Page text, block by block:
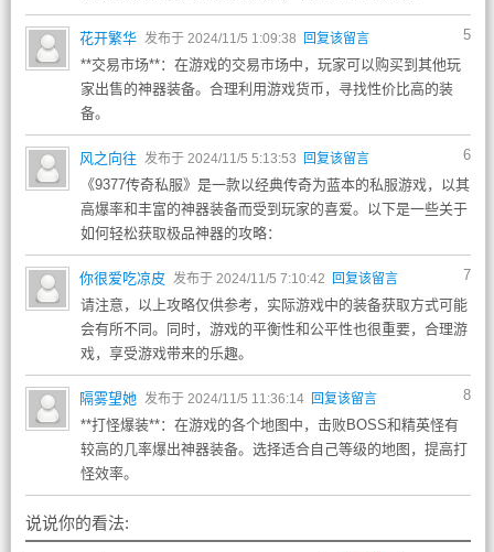
5
花开繁华 发布于 2024/11/5 1:09:38 回复该留言
**交易市场**：在游戏的交易市场中，玩家可以购买到其他玩
家出售的神器装备。合理利用游戏货币，寻找性价比高的装
备。
6
风之向往 发布于 2024/11/5 5:13:53 回复该留言
《9377传奇私服》是一款以经典传奇为蓝本的私服游戏，以其
高爆率和丰富的神器装备而受到玩家的喜爱。以下是一些关于
如何轻松获取极品神器的攻略：
7
你很爱吃凉皮 发布于 2024/11/5 7:10:42 回复该留言
请注意，以上攻略仅供参考，实际游戏中的装备获取方式可能
会有所不同。同时，游戏的平衡性和公平性也很重要，合理游
戏，享受游戏带来的乐趣。
8
隔雾望她 发布于 2024/11/5 11:36:14 回复该留言
**打怪爆装**：在游戏的各个地图中，击败BOSS和精英怪有
较高的几率爆出神器装备。选择适合自己等级的地图，提高打
怪效率。
说说你的看法: